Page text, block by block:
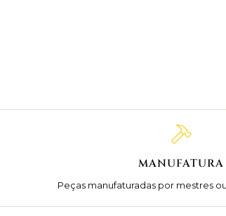
MANUFATURA
Peças manufaturadas por mestres